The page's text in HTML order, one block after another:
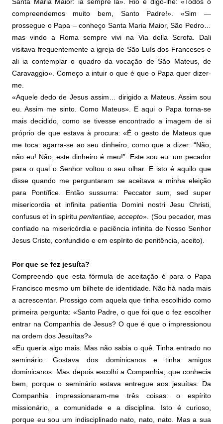
compreendemos muito bem, Santo Padre!». «Sim —
prossegue o Papa – conheço Santa Maria Maior, São Pedro…
mas vindo a Roma sempre vivi na Via della Scrofa. Dali
visitava frequentemente a igreja de São Luís dos Franceses e
ali ia contemplar o quadro da vocação de São Mateus, de
Caravaggio». Começo a intuir o que é que o Papa quer dizer-
me.
«Aquele dedo de Jesus assim… dirigido a Mateus. Assim sou
eu. Assim me sinto. Como Mateus». E aqui o Papa torna-se
mais decidido, como se tivesse encontrado a imagem de si
próprio de que estava à procura: «É o gesto de Mateus que
me toca: agarra-se ao seu dinheiro, como que a dizer: “Não,
não eu! Não, este dinheiro é meu!”. Este sou eu: um pecador
para o qual o Senhor voltou o seu olhar. E isto é aquilo que
disse quando me perguntaram se aceitava a minha eleição
para Pontífice. Então sussurra: Peccator sum, sed super
misericordia et infinita patientia Domini nostri Jesu Christi,
confusus et in spiritu penitentiae, accepto». (Sou pecador, mas
confiado na misericórdia e paciência infinita de Nosso Senhor
Jesus Cristo, confundido e em espírito de penitência, aceito).
Por que se fez jesuíta?
Compreendo que esta fórmula de aceitação é para o Papa
Francisco mesmo um bilhete de identidade. Não há nada mais
a acrescentar. Prossigo com aquela que tinha escolhido como
primeira pergunta: «Santo Padre, o que foi que o fez escolher
entrar na Companhia de Jesus? O que é que o impressionou
na ordem dos Jesuítas?»
«Eu queria algo mais. Mas não sabia o quê. Tinha entrado no
seminário. Gostava dos dominicanos e tinha amigos
dominicanos. Mas depois escolhi a Companhia, que conhecia
bem, porque o seminário estava entregue aos jesuítas. Da
Companhia impressionaram-me três coisas: o espírito
missionário, a comunidade e a disciplina. Isto é curioso,
porque eu sou um indisciplinado nato, nato, nato. Mas a sua